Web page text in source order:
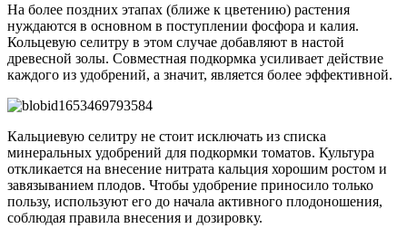
На более поздних этапах (ближе к цветению) растения
нуждаются в основном в поступлении фосфора и калия.
Кольцевую селитру в этом случае добавляют в настой
древесной золы. Совместная подкормка усиливает действие
каждого из удобрений, а значит, является более эффективной.
Кальциевую селитру не стоит исключать из списка
минеральных удобрений для подкормки томатов. Культура
откликается на внесение нитрата кальция хорошим ростом и
завязыванием плодов. Чтобы удобрение приносило только
пользу, используют его до начала активного плодоношения,
соблюдая правила внесения и дозировку.